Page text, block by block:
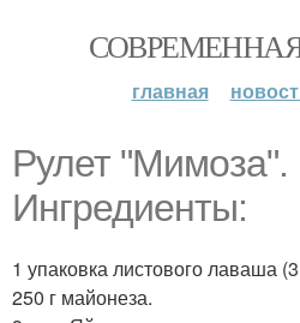
главная
Рулет "Мимоза".
Ингредиенты:
1 упаковка листового лаваша
250 г майонеза.